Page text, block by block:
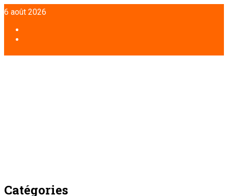
Aller
au
contenu
6 août 2026
Catégories